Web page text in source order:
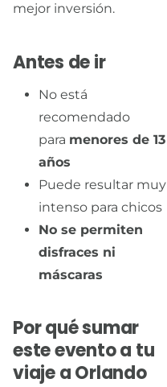
mejor inversión.
Antes de ir
No está
recomendado
para menores de 13
años
Puede resultar muy
intenso para chicos
No se permiten
disfraces ni
máscaras
Por qué sumar
este evento a tu
viaje a Orlando